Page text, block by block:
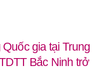
gia tại Trung
Bắc Ninh trở